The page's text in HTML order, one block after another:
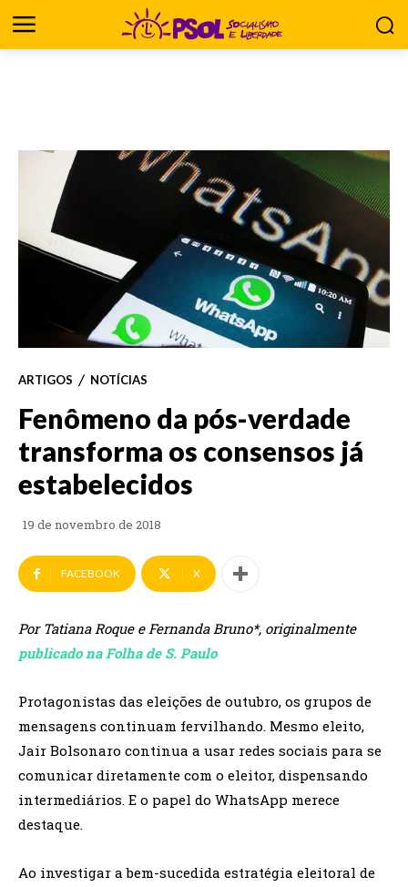
ARTIGOS NOTÍCIAS
Fenômeno da pós-verdade
transforma os consensos já
estabelecidos
19 de novembro de 2018
FACEBOOK X
Por Tatiana Roque e Fernanda Bruno*, originalmente
publicado na Folha de S. Paulo
Protagonistas das eleições de outubro, os grupos de
mensagens continuam fervilhando. Mesmo eleito,
Jair Bolsonaro continua a usar redes sociais para se
comunicar diretamente com o eleitor, dispensando
intermediários. E o papel do WhatsApp merece
destaque.
Ao investigar a bem-sucedida estratégia eleitoral de